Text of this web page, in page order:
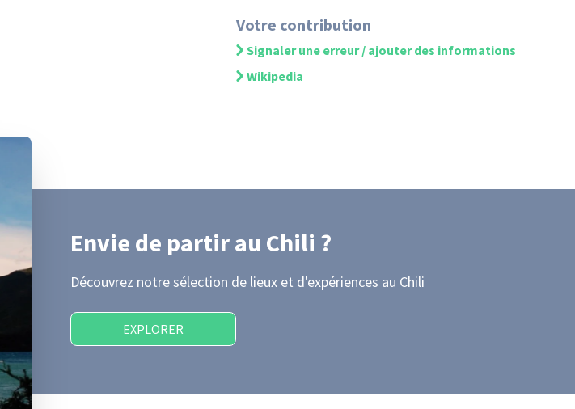
Votre contribution
Signaler une erreur / ajouter des informations
Wikipedia
Envie de partirau Chili ?
Découvrez notre sélection de lieux et d'expériences au Chili
EXPLORER